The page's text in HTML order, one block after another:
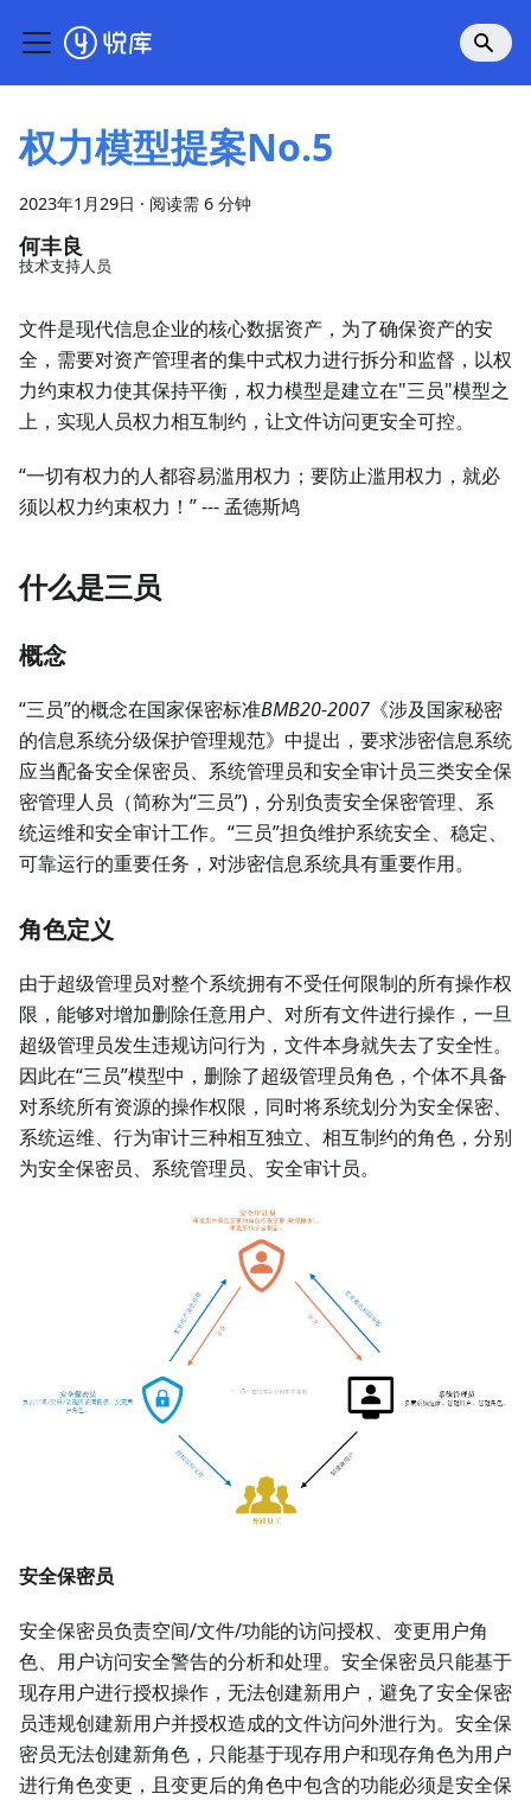
权力模型提案No.5
2023年1月29日 · 阅读需 6 分钟
何丰良
技术支持人员
文件是现代信息企业的核心数据资产，为了确保资产的安
全，需要对资产管理者的集中式权力进行拆分和监督，以权
力约束权力使其保持平衡，权力模型是建立在"三员"模型之
上，实现人员权力相互制约，让文件访问更安全可控。
“一切有权力的人都容易滥用权力；要防止滥用权力，就必
须以权力约束权力！” --- 孟德斯鸠
什么是三员
概念
“三员”的概念在国家保密标准BMB20-2007 《涉及国家秘密
的信息系统分级保护管理规范》中提出，要求涉密信息系统
应当配备安全保密员、系统管理员和安全审计员三类安全保
密管理人员（简称为“三员”)，分别负责安全保密管理、系
统运维和安全审计工作。“三员”担负维护系统安全、稳定、
可靠运行的重要任务，对涉密信息系统具有重要作用。
角色定义
由于超级管理员对整个系统拥有不受任何限制的所有操作权
限，能够对增加删除任意用户、对所有文件进行操作，一旦
超级管理员发生违规访问行为，文件本身就失去了安全性。
因此在“三员”模型中，删除了超级管理员角色，个体不具备
对系统所有资源的操作权限，同时将系统划分为安全保密、
系统运维、行为审计三种相互独立、相互制约的角色，分别
为安全保密员、系统管理员、安全审计员。
安全保密员
安全保密员负责空间/文件/功能的访问授权、变更用户角
色、用户访问安全警告的分析和处理。安全保密员只能基于
现存用户进行授权操作，无法创建新用户，避免了安全保密
员违规创建新用户并授权造成的文件访问外泄行为。安全保
密员无法创建新角色，只能基于现存用户和现存角色为用户
进行角色变更，且变更后的角色中包含的功能必须是安全保